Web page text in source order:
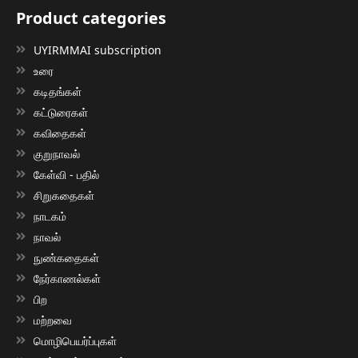
Product categories
UYIRMMAI subscription
உரை
கடிதங்கள்
கட்டுரைகள்
கவிதைகள்
குறுநாவல்
கேள்வி - பதில்
சிறுகதைகள்
நாடகம்
நாவல்
நுண்கதைகள்
நேர்காணல்கள்
பிற
மற்றவை
மொழிபெயர்ப்புகள்